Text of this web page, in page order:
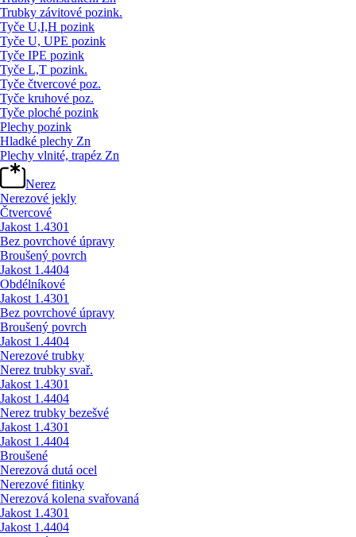
Trubky závitové pozink.
Tyče U,I,H pozink
Tyče U, UPE pozink
Tyče IPE pozink
Tyče L,T pozink.
Tyče čtvercové poz.
Tyče kruhové poz.
Tyče ploché pozink
Plechy pozink
Hladké plechy Zn
Plechy vlnité, trapéz Zn
Nerez
Nerezové jekly
Čtvercové
Jakost 1.4301
Bez povrchové úpravy
Broušený povrch
Jakost 1.4404
Obdélníkové
Jakost 1.4301
Bez povrchové úpravy
Broušený povrch
Jakost 1.4404
Nerezové trubky
Nerez trubky svař.
Jakost 1.4301
Jakost 1.4404
Nerez trubky bezešvé
Jakost 1.4301
Jakost 1.4404
Broušené
Nerezová dutá ocel
Nerezové fitinky
Nerezová kolena svařovaná
Jakost 1.4301
Jakost 1.4404